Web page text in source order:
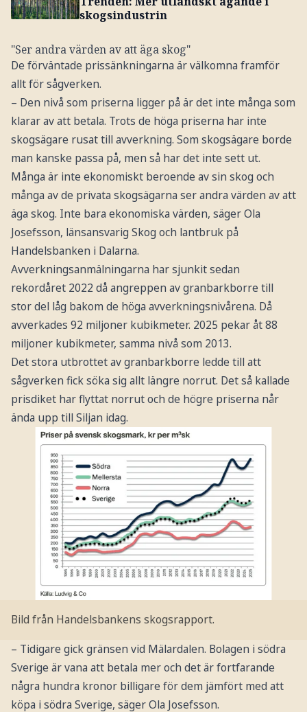
skogsindustrin
"Ser andra värden av att äga skog"
De förväntade prissänkningarna är välkomna framför
allt för sågverken.
– Den nivå som priserna ligger på är det inte många som
klarar av att betala. Trots de höga priserna har inte
skogsägare rusat till avverkning. Som skogsägare borde
man kanske passa på, men så har det inte sett ut.
Många är inte ekonomiskt beroende av sin skog och
många av de privata skogsägarna ser andra värden av att
äga skog. Inte bara ekonomiska värden, säger Ola
Josefsson, länsansvarig Skog och lantbruk på
Handelsbanken i Dalarna.
Avverkningsanmälningarna har sjunkit sedan
rekordåret 2022 då angreppen av granbarkborre till
stor del låg bakom de höga avverkningsnivårena. Då
avverkades 92 miljoner kubikmeter. 2025 pekar åt 88
miljoner kubikmeter, samma nivå som 2013.
Det stora utbrottet av granbarkborre ledde till att
sågverken fick söka sig allt längre norrut. Det så kallade
prisdiket har flyttat norrut och de högre priserna når
ända upp till Siljan idag.
Bild från Handelsbankens skogsrapport.
– Tidigare gick gränsen vid Mälardalen. Bolagen i södra
Sverige är vana att betala mer och det är fortfarande
några hundra kronor billigare för dem jämfört med att
köpa i södra Sverige, säger Ola Josefsson.